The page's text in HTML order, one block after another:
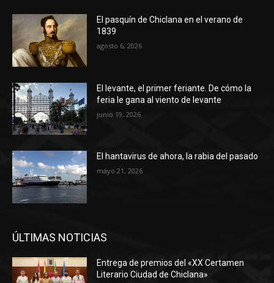
El pasquín de Chiclana en el verano de
1839
agosto 6, 2026
El levante, el primer feriante. De cómo la
feria le gana al viento de levante
junio 19, 2026
El hantavirus de ahora, la rabia del pasado
mayo 21, 2026
ÚLTIMAS NOTICIAS
Entrega de premios del «XX Certamen
Literario Ciudad de Chiclana»